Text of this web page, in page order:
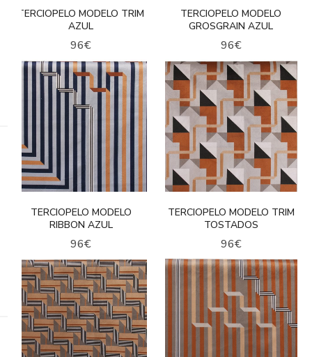
TERCIOPELO MODELO TRIM
AZUL
96€
TERCIOPELO MODELO
GROSGRAIN AZUL
96€
TERCIOPELO MODELO
RIBBON AZUL
96€
TERCIOPELO MODELO TRIM
TOSTADOS
96€